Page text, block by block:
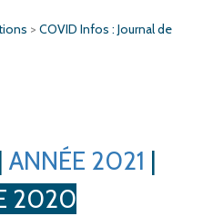
> COVID Infos : Journal de
| ANNÉE 2021 |
2020